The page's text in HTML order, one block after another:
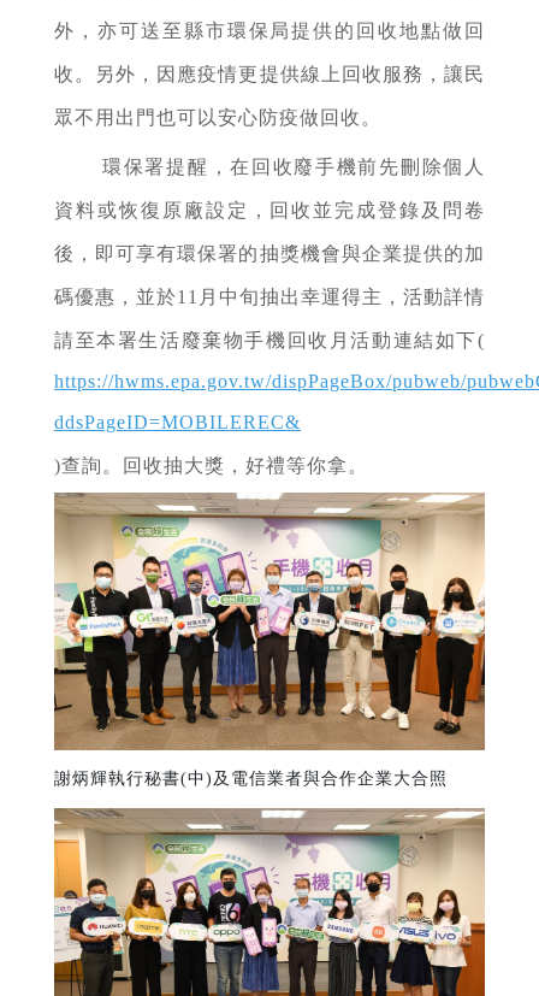
外，亦可送至縣市環保局提供的回收地點做回
收。另外，因應疫情更提供線上回收服務，讓民
眾不用出門也可以安心防疫做回收。
環保署提醒，在回收廢手機前先刪除個人
資料或恢復原廠設定，回收並完成登錄及問卷
後，即可享有環保署的抽獎機會與企業提供的加
碼優惠，並於11月中旬抽出幸運得主，活動詳情
請至本署生活廢棄物手機回收月活動連結如下(
https://hwms.epa.gov.tw/dispPageBox/pubweb/
ddsPageID=MOBILEREC&
)查詢。回收抽大獎，好禮等你拿。
謝炳輝執行秘書(中)及電信業者與合作企業大合照